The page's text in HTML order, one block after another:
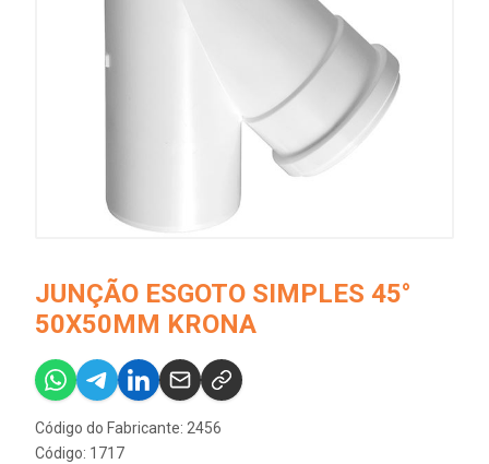
JUNÇÃO ESGOTO SIMPLES 45°
50X50MM KRONA
Código do Fabricante: 2456
Código: 1717